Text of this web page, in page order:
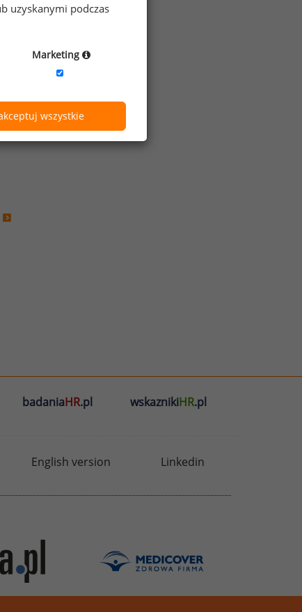
badaniaHR.pl wskaznikiHR.pl
English version Linkedin
uzyskanymi podczas
Marketing
wszystkie